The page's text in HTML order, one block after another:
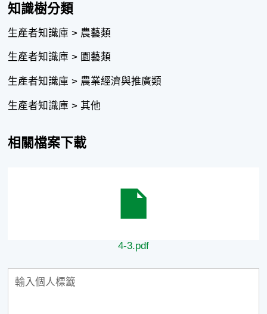
知識樹分類
生產者知識庫 > 農藝類
生產者知識庫 > 園藝類
生產者知識庫 > 農業經濟與推廣類
生產者知識庫 > 其他
相關檔案下載
4-3.pdf